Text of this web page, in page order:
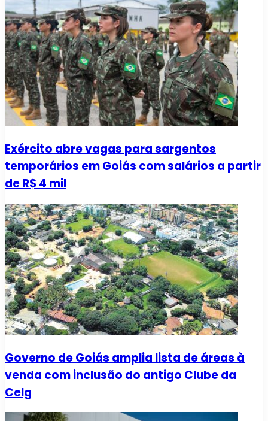
Exército abre vagas para sargentos
temporários em Goiás com salários a partir
de R$ 4 mil
Governo de Goiás amplia lista de áreas à
venda com inclusão do antigo Clube da
Celg